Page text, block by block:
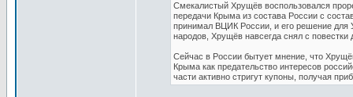
Смекалистый Хрущёв воспользовался
передачи Крыма из состава России с
принимал ВЦИК России, и его решение
народов, Хрущёв навсегда снял с
Сейчас в России бытует мнение, что
Крыма как предательство интересов
части активно стригут купоны, получая